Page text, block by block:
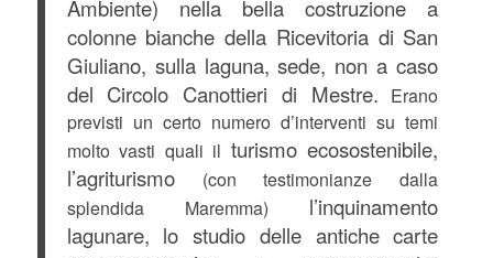
Ambiente) nella bella costruzione a
colonne bianche della Ricevitoria di San
Giuliano, sulla laguna, sede, non a caso
del Circolo Canottieri di Mestre. Erano
previsti un certo numero d’interventi su temi
molto vasti quali il turismo ecosostenibile,
l’agriturismo(con testimonianze dalla
splendida Maremma) l’inquinamento
lagunare, lo studio delle antiche carte